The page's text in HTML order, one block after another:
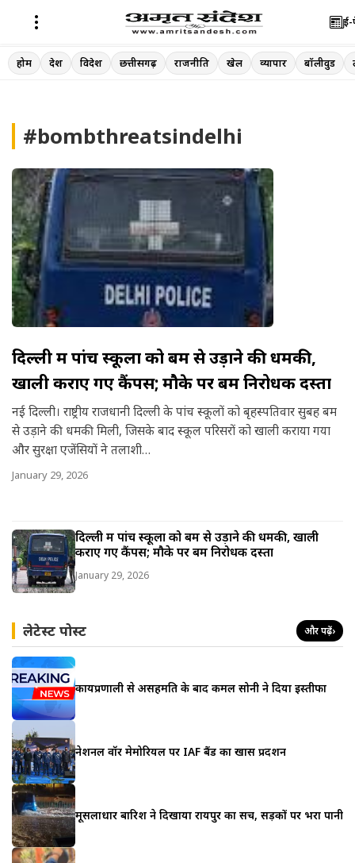
Skip
to
ई-
होम देश विदेश छत्तीसगढ़ राजनीति खेल व्यापार बॉलीवुड
#bombthreatsindelhi
दिल्ली में पांच स्कूलों को बम से उड़ाने की धमकी,
खाली कराए गए कैंपस; मौके पर बम निरोधक दस्ता
नई दिल्ली। राष्ट्रीय राजधानी दिल्ली के पांच स्कूलों को बृहस्पतिवार सुबह बम
से उड़ाने की धमकी मिली, जिसके बाद स्कूल परिसरों को खाली कराया गया
और सुरक्षा एजेंसियों ने तलाशी…
January 29, 2026
दिल्ली में पांच स्कूलों को बम से उड़ाने की धमकी, खाली
कराए गए कैंपस; मौके पर बम निरोधक दस्ता
January 29, 2026
लेटेस्ट पोस्ट और पढ़ें›
कार्यप्रणाली से असहमति के बाद कमल सोनी ने दिया इस्तीफा
नेशनल वॉर मेमोरियल पर IAF बैंड का खास प्रदर्शन
मूसलाधार बारिश ने दिखाया रायपुर का सच, सड़कों पर भरा पानी